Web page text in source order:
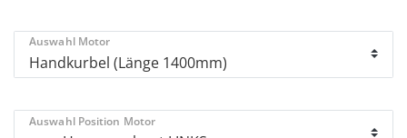
Auswahl Motor
Auswahl Position Motor